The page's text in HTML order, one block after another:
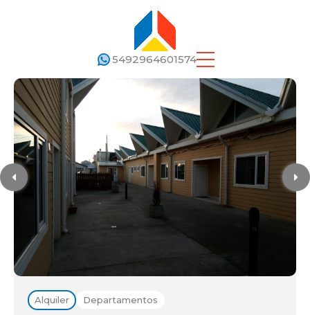
5492964601574
Alquiler Departamentos